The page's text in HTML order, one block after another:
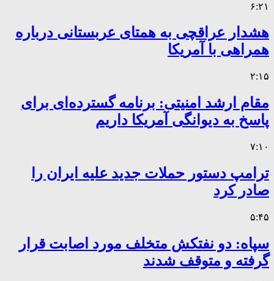
۶:۲۱
هشدار عراقچی به همتای عربستانی درباره
همراهی با آمریکا
۲:۱۵
مقام ارشد امنیتی: برنامه گسترده‌ای برای
پاسخ به دیوانگی آمریکا داریم
۷:۱۰
ترامپ دستور حملات جدید علیه ایران را
صادر کرد
۵:۴۵
سپاه: دو نفتکش متخلف مورد اصابت قرار
گرفته و متوقف شدند